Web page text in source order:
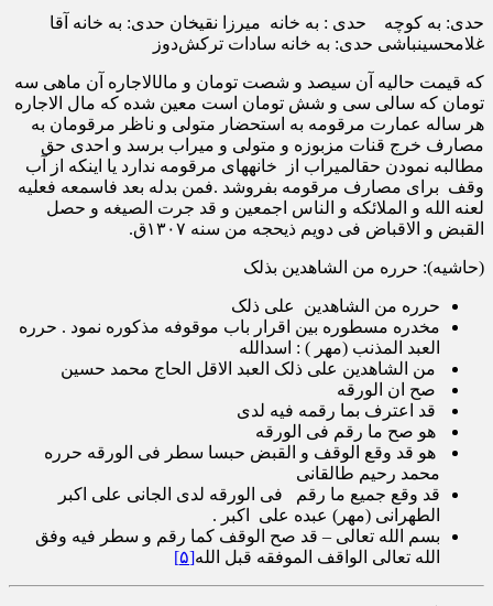
حدی: به کوچه حدی : به خانه میرزا نقی­خان حدی: به خانه آقا
غلامحسین­باشی حدی: به خانه سادات ترکش‌دوز
که قیمت حالیه آن سیصد و شصت تومان و مال­الاجاره آن ماهی سه
تومان که سالی سی و شش تومان است معین شده که مال الاجاره
هر ساله عمارت مرقومه به استحضار متولی و ناظر مرقومان به
مصارف خرج قنات مزبوزه و متولی و میراب برسد و احدی حق
مطالبه نمودن حق­المیراب از خانه­های مرقومه ندارد یا این­که از آب
وقف برای مصارف مرقومه بفروشد .فمن بدله بعد فاسمعه فعلیه
لعنه الله و الملائکه و الناس اجمعین و قد جرت الصیغه و حصل
القبض و الاقباض فی دویم ذیحجه من سنه ۱۳۰۷ق.
(حاشیه): حرره من الشاهدین بذلک
حرره من الشاهدین علی ذلک
مخدره مسطوره بین اقرار باب موقوفه مذکوره نمود . حرره
العبد المذنب (مهر ) : اسدالله
من الشاهدین علی ذلک العبد الاقل الحاج محمد حسین
صح ان الورقه
قد اعترف بما رقمه فیه لدی
هو صح ما رقم فی الورقه
هو قد وقع الوقف و القبض حبسا سطر فی الورقه حرره
محمد رحیم طالقانی
قد وقع جمیع ما رقم فی الورقه لدی الجانی علی اکبر
الطهرانی (مهر) عبده علی اکبر .
بسم الله تعالی – قد صح الوقف کما رقم و سطر فیه وفق
الله تعالی الواقف الموفقه قبل الله[۵]